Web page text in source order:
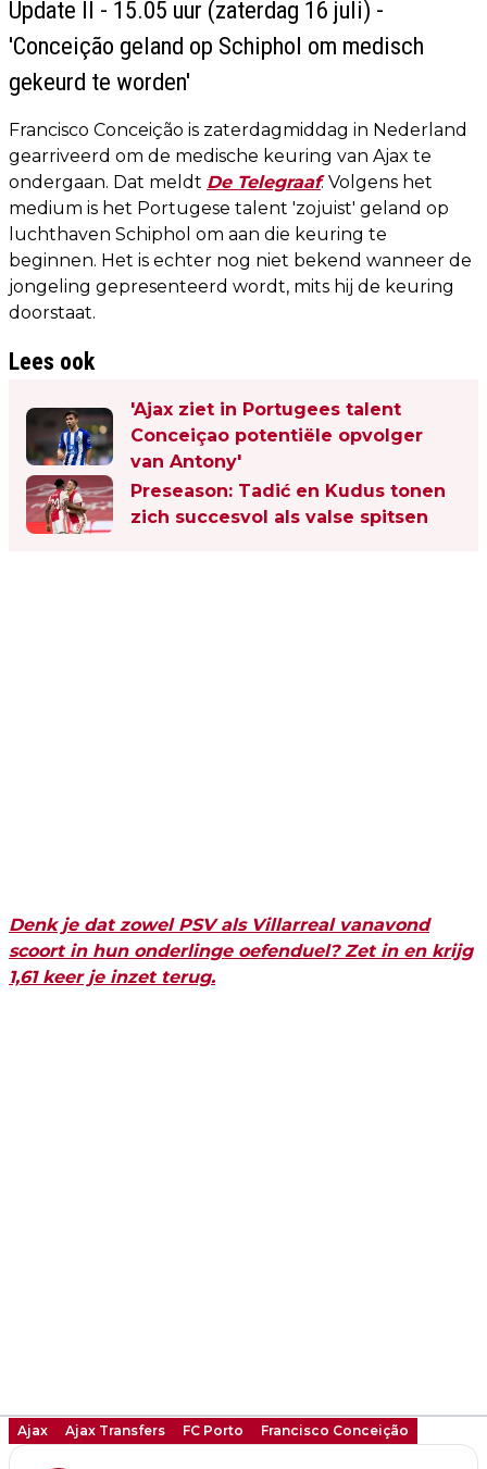
Update II - 15.05 uur (zaterdag 16 juli) -
'Conceição geland op Schiphol om medisch
gekeurd te worden'
Francisco Conceição is zaterdagmiddag in Nederland
gearriveerd om de medische keuring van Ajax te
ondergaan. Dat meldt De Telegraaf. Volgens het
medium is het Portugese talent 'zojuist' geland op
luchthaven Schiphol om aan die keuring te
beginnen. Het is echter nog niet bekend wanneer de
jongeling gepresenteerd wordt, mits hij de keuring
doorstaat.
Lees ook
'Ajax ziet in Portugees talent
Conceiçao potentiële opvolger
van Antony'
Preseason: Tadić en Kudus tonen
zich succesvol als valse spitsen
Denk je dat zowel PSV als Villarreal vanavond
scoort in hun onderlinge oefenduel? Zet in en krijg
1,61 keer je inzet terug.
Ajax Ajax Transfers FC Porto Francisco Conceição